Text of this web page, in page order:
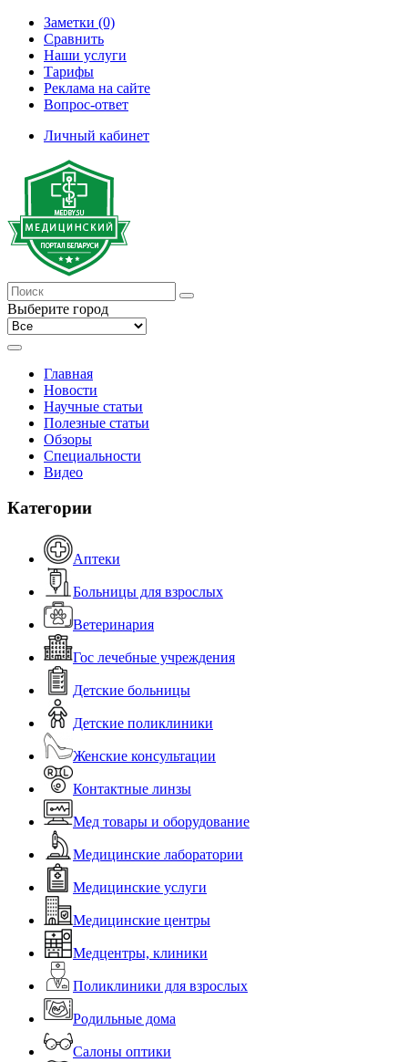
Заметки (0)
Сравнить
Наши услуги
Тарифы
Реклама на сайте
Вопрос-ответ
Личный кабинет
Выберите город
Главная
Новости
Научные статьи
Полезные статьи
Обзоры
Специальности
Видео
Категории
Аптеки
Больницы для взрослых
Ветеринария
Гос лечебные учреждения
Детские больницы
Детские поликлиники
Женские консультации
Контактные линзы
Мед товары и оборудование
Медицинские лаборатории
Медицинские услуги
Медицинские центры
Медцентры, клиники
Поликлиники для взрослых
Родильные дома
Салоны оптики